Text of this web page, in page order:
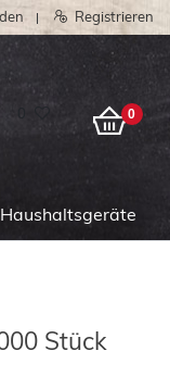
| Registrieren
0
0
Stück